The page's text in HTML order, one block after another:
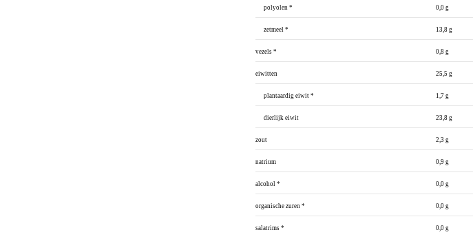
polyolen * 0,0 g
zetmeel * 13,8 g
vezels * 0,8 g
eiwitten 25,5 g
plantaardig eiwit * 1,7 g
dierlijk eiwit 23,8 g
zout 2,3 g
natrium 0,9 g
alcohol * 0,0 g
organische zuren * 0,0 g
salatrims * 0,0 g